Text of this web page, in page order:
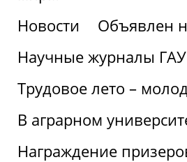
Новости
Объявлен
Научные журналы
Трудовое лето –
В аграрном
Награждение